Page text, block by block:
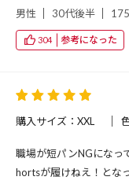
男性
30代後半
304 参考になった
購入サイズ：XXL
職場が短パンNGになっ
hortsが履けねえ！とな